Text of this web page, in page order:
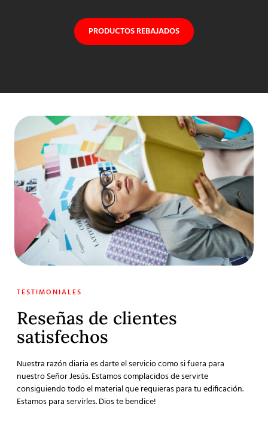
PRODUCTOS REBAJADOS
TESTIMONIALES
Reseñas de clientes
satisfechos
Nuestra razón diaria es darte el servicio como si fuera para
nuestro Señor Jesús. Estamos complacidos de servirte
consiguiendo todo el material que requieras para tu edificación.
Estamos para servirles. Dios te bendice!